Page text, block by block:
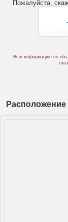
Пожалуйста,
Всю информацию по
Расположение